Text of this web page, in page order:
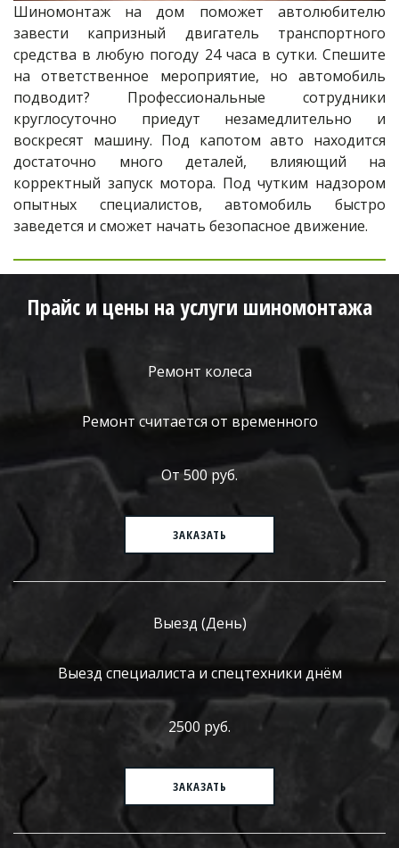
Шиномонтаж на дом поможет автолюбителю
завести капризный двигатель транспортного
средства в любую погоду 24 часа в сутки. Спешите
на ответственное мероприятие, но автомобиль
подводит? Профессиональные сотрудники
круглосуточно приедут незамедлительно и
воскресят машину. Под капотом авто находится
достаточно много деталей, влияющий на
корректный запуск мотора. Под чутким надзором
опытных специалистов, автомобиль быстро
заведется и сможет начать безопасное движение.
Прайс и цены на услуги шиномонтажа
Ремонт колеса
Ремонт считается от временного
От 500 руб.
ЗАКАЗАТЬ
Выезд (День)
Выезд специалиста и спецтехники днём
2500 руб.
ЗАКАЗАТЬ